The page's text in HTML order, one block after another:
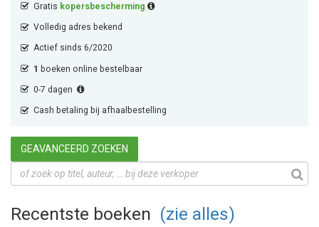
Gratis kopersbescherming
Volledig adres bekend
Actief sinds 6/2020
1 boeken online bestelbaar
0-7 dagen
Cash betaling bij afhaalbestelling
GEAVANCEERD ZOEKEN
Recentste boeken (zie alles)